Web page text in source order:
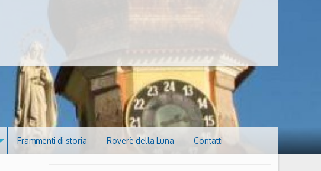
Frammenti di storia Roverè della Luna Contatti